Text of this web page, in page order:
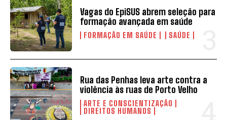
Vagas do EpiSUS abrem seleção para
formação avançada em saúde
FORMAÇÃO EM SAÚDE SAÚDE
Rua das Penhas leva arte contra a
violência às ruas de Porto Velho
ARTE E CONSCIENTIZAÇÃO
DIREITOS HUMANOS